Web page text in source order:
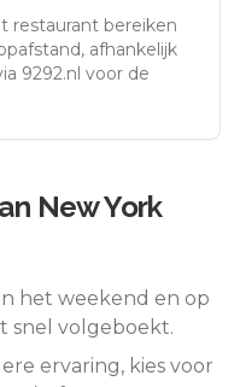
restaurant bereiken
afhankelijk
9292.nl voor de
New York
het weekend en op
snel volgeboekt.
ervaring, kies voor